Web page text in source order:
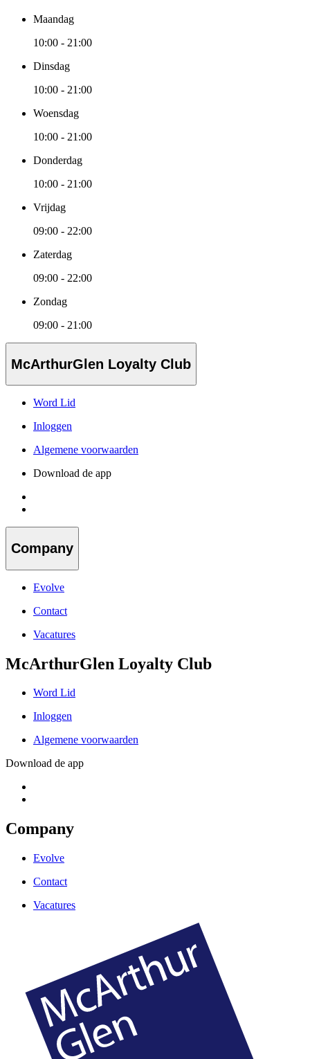
Maandag
10:00 - 21:00
Dinsdag
10:00 - 21:00
Woensdag
10:00 - 21:00
Donderdag
10:00 - 21:00
Vrijdag
09:00 - 22:00
Zaterdag
09:00 - 22:00
Zondag
09:00 - 21:00
McArthurGlen Loyalty Club
Word Lid
Inloggen
Algemene voorwaarden
Download de app
Company
Evolve
Contact
Vacatures
McArthurGlen Loyalty Club
Word Lid
Inloggen
Algemene voorwaarden
Download de app
Company
Evolve
Contact
Vacatures